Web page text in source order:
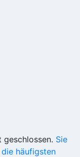
Sie
häufigsten